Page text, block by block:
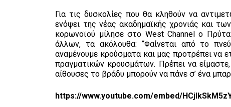
Για τις δυσκολίες που θα κληθούν να
ενόψει της νέας ακαδημαϊκής χρονιάς και
κορωνοϊού μίλησε στο West Channel ο
άλλων, τα ακόλουθα: “Φαίνεται από το
αναμένουμε κρούσματα και μας προτρέπει να
πραγματικών κρουσμάτων. Πρέπει να
αίθουσες το βράδυ μπορούν να πάνε σ’ ένα
https://www.youtube.com/embed/